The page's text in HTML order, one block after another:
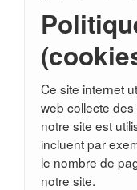
Ce site internet
web collecte
notre site est
incluent par
le nombre de
notre site.